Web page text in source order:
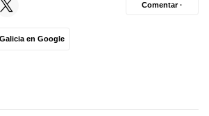
en Google
Comentar ·